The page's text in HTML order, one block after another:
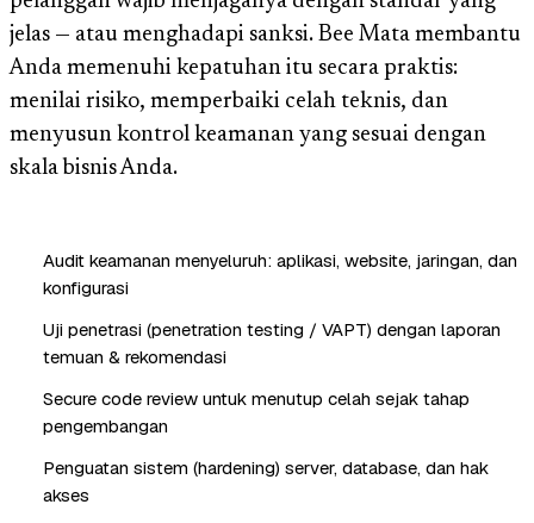
jelas — atau menghadapi sanksi. Bee Mata membantu
Anda memenuhi kepatuhan itu secara praktis:
menilai risiko, memperbaiki celah teknis, dan
menyusun kontrol keamanan yang sesuai dengan
skala bisnis Anda.
Audit keamanan menyeluruh: aplikasi, website, jaringan, dan
konfigurasi
Uji penetrasi (penetration testing / VAPT) dengan laporan
temuan & rekomendasi
Secure code review untuk menutup celah sejak tahap
pengembangan
Penguatan sistem (hardening) server, database, dan hak
akses